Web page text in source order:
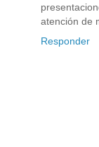
atención de
Responder